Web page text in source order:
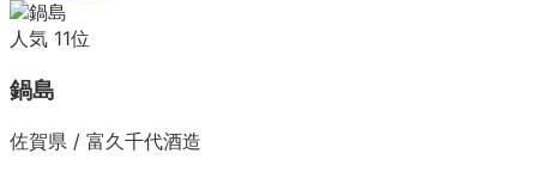
人気 11位
鍋島
佐賀県 / 富久千代酒造